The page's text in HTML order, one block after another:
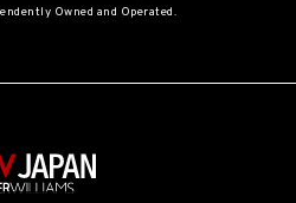
、必要かつ適切な監督を行います。また、当社
委託する場合は、委託先において個人情報の安
Owned and Operated.